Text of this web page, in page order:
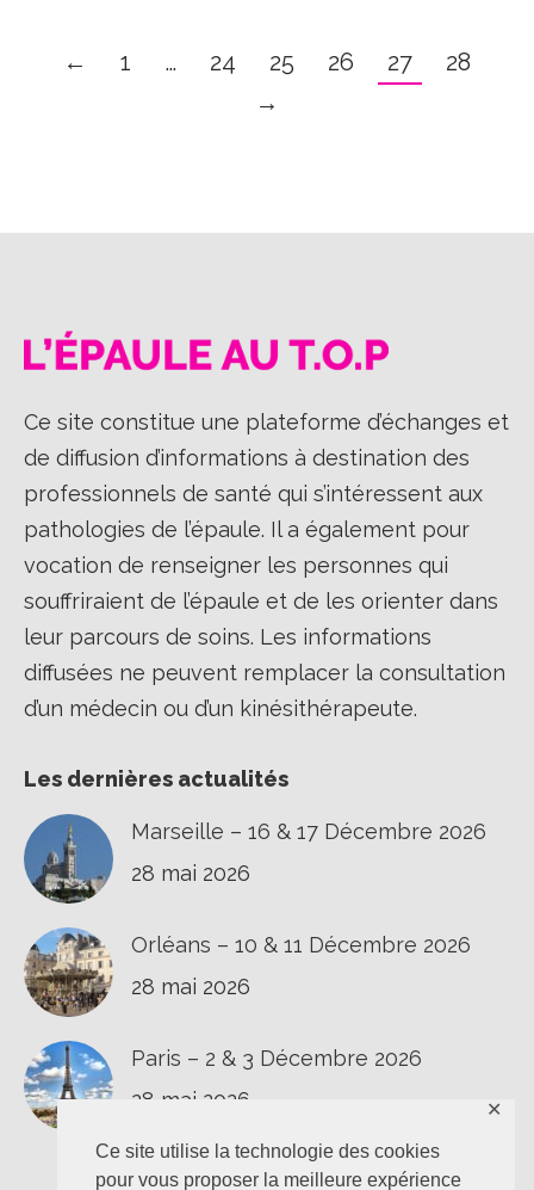
Ce site utilise la technologie des cookies
pour vous proposer la meilleure expérience
✕
← 1 … 24 25 26 27
28
→
Ce site constitue une plateforme d’échanges et
de diffusion d’informations à destination des
professionnels de santé qui s’intéressent aux
pathologies de l’épaule. Il a également pour
vocation de renseigner les personnes qui
souffriraient de l’épaule et de les orienter dans
leur parcours de soins. Les informations
diffusées ne peuvent remplacer la consultation
d’un médecin ou d’un kinésithérapeute.
Les dernières actualités
Marseille – 16 & 17 Décembre 2026
28 mai 2026
Orléans – 10 & 11 Décembre 2026
28 mai 2026
Paris – 2 & 3 Décembre 2026
28 mai 2026